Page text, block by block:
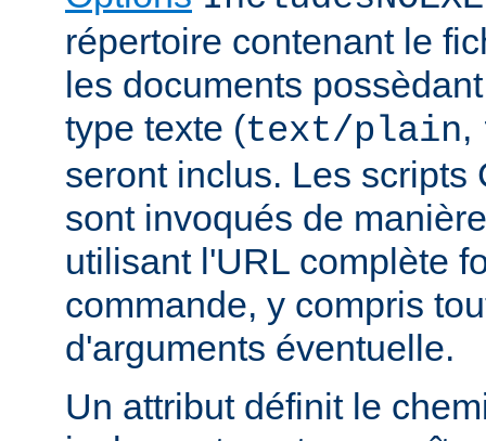
répertoire contenant le
les documents
type texte (text/plain,
seront inclus. Les scripts
sont invoqués de
utilisant l'URL complète
commande, y compris
d'arguments éventuelle.
Un attribut définit le